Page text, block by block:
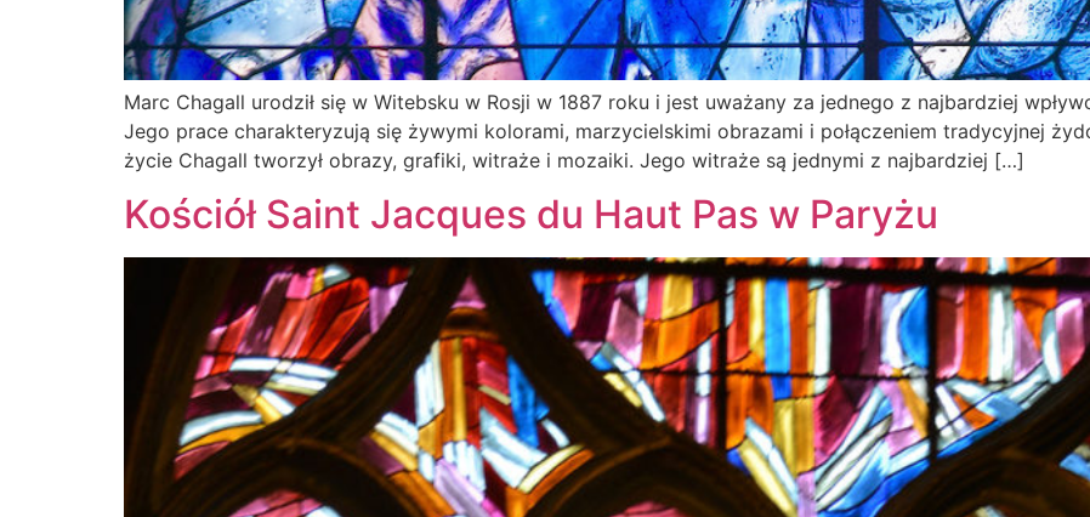
Marc Chagall urodził się w Witebsku w Rosji w 1887 roku i jest uważany za jednego z najbardziej
Jego prace charakteryzują się żywymi kolorami, marzycielskimi obrazami i połączeniem tradycyjnej
życie Chagall tworzył obrazy, grafiki, witraże i mozaiki. Jego witraże są jednymi z najbardziej […]
Kościół Saint Jacques du Haut Pas w Paryżu